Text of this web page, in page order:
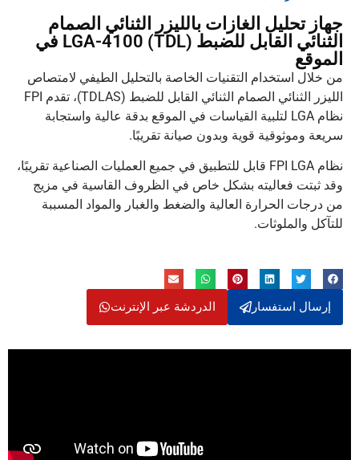
جهاز تحليل الغازات بالليزر الثنائي الصمام
الثنائي القابل للضبط (TDL) LGA-4100 في
الموقع
من خلال استخدام التقنيات الخاصة بالتحليل الطيفي لامتصاص
الليزر الثنائي الصمام الثنائي القابل للضبط (TDLAS)، تقدم FPI
نظام LGA لتلبية القياسات في الموقع بدقة عالية واستجابة
سريعة وموثوقية قوية وبدون صيانة تقريبًا.
نظام FPI LGA قابل للتطبيق في جميع العمليات الصناعية تقريبًا،
وقد ثبتت فعاليته بشكل خاص في الظروف القاسية في مزيج
من درجات الحرارة العالية والضغط والغبار والمواد المسببة
للتآكل والملوثات.
إرسال استفسار الدردشة عبر الإنترنت